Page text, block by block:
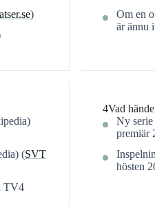
)
Om en
är ännu
(SVT
TV4
4Vad
Ny
premiär
hösten